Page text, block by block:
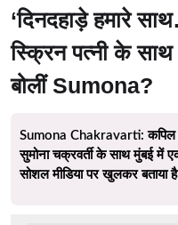
‘दिनदहाड़े हमारे
स्क्रिन पत्नी के साथ
बोलीं Sumona?
Sumona Chakravarti: कपिल
सुमोना चक्रवर्ती के साथ मुंबई में
सोशल मीडिया पर खुलकर बताया